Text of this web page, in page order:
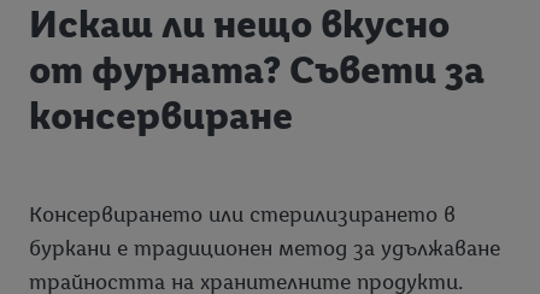
Искаш ли нещо вкусно
от фурната? Съвети за
консервиране
Консервирането или стерилизирането в
буркани е традиционен метод за удължаване
трайността на хранителните продукти.